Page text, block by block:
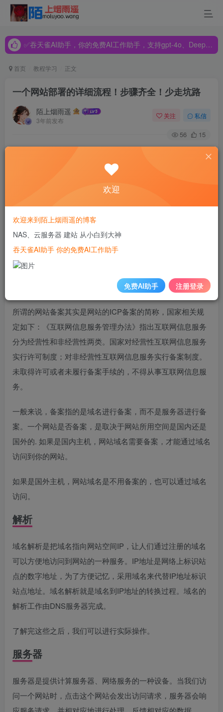
✅吞天雀AI助手，你的免费AI工作助手，支持gpt-4o、DeepSeek、Claude🔥🔥🔥🔥
首页 教程学习 正文
一个网站部署的详细流程！步骤齐全！少走坑路
陌上烟雨遥
3年前发布
关注 私信
56 15
有很多做网页的前端后端小白都想把自己辛辛苦苦做出来的
网站放到网上，让别人观摩观摩。可无奈技术有限，对于网
首先，我们需要明白几个概念：备案，解析。
然后，我们还要知道，应该准备什么东西：网站源代码（这
个就不细说了），服务器，域名。
所谓的网站备案其实是网站的ICP备案的简称，国家相关规
定如下：《互联网信息服务管理办法》指出互联网信息服务
分为经营性和非经营性两类。国家对经营性互联网信息服务
实行许可制度；对非经营性互联网信息服务实行备案制度。
未取得许可或者未履行备案手续的，不得从事互联网信息服
务。
一般来说，备案指的是域名进行备案，而不是服务器进行备
案。一个网站是否备案，是取决于网站所用空间是国内还是
国外的. 如果是国内主机，网站域名需要备案，才能通过域名
访问到你的网站。
如果是国外主机，网站域名是不用备案的，也可以通过域名
访问。
解析
域名解析是把域名指向网站空间IP，让人们通过注册的域名
可以方便地访问到网站的一种服务。IP地址是网络上标识站
点的数字地址，为了方便记忆，采用域名来代替IP地址标识
站点地址。域名解析就是域名到IP地址的转换过程。域名的
解析工作由DNS服务器完成。
了解完这些之后，我们可以进行实际操作。
服务器
服务器是提供计算服务器、网络服务的一种设备。当我们访
问一个网站时，点击这个网站会发出访问请求，服务器会响
欢迎
欢迎来到陌上烟雨遥的博客
NAS、云服务器 建站 从小白到大神
吞天雀AI助手 你的免费AI工作助手
免费AI助手 注册登录